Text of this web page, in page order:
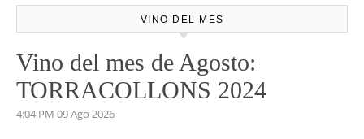
VINO DEL MES
Vino del mes de Agosto:
TORRACOLLONS 2024
4:04 PM 09 Ago 2026